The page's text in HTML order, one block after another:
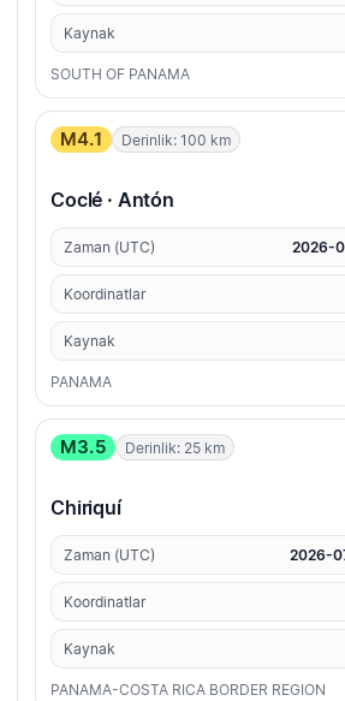
Kaynak
SOUTH OF PANAMA
M4.1 Derinlik: 100 km
Coclé · Antón
Zaman (UTC) 2026-
Koordinatlar
Kaynak
PANAMA
M3.5 Derinlik: 25 km
Chiriquí
Zaman (UTC) 2026-
Koordinatlar
Kaynak
PANAMA-COSTA RICA BORDER REGION